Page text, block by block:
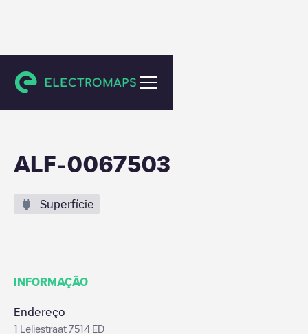
Enschede
ALF-0067503
Superfície
INFORMAÇÃO
Endereço
1 Leliestraat 7514 ED